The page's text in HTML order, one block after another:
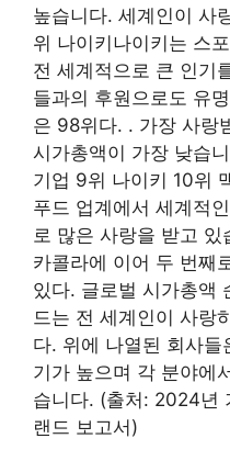
높습니다. 세계인이 사
위 나이키나이키는 스
전 세계적으로 큰 인기
들과의 후원으로도 유
은 98위다. . 가장 사랑
시가총액이 가장 낮습
기업 9위 나이키 10위
푸드 업계에서 세계적
로 많은 사랑을 받고
카콜라에 이어 두 번째
있다. 글로벌 시가총액
드는 전 세계인이 사랑
다. 위에 나열된 회사들
기가 높으며 각 분야에
습니다. (출처: 2024년
랜드 보고서)